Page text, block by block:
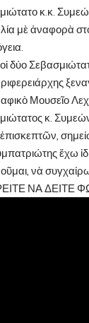
κ.κ.
μὲ ἀναφορὰ
δύο
Μουσεῖο
κ.
ἐπισκεπτῶν,
ἔχω
νὰ
ΝΑ ΔΕΙΤΕ